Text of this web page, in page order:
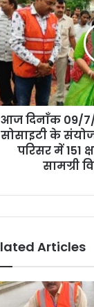
आज दिनाँक 09/7/
सोसाइटी के
परिसर में 151
सामग्री
Articles